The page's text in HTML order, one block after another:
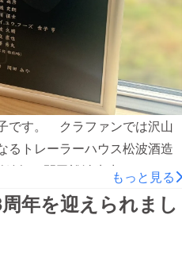
です。 クラファンでは沢山
るトレーラーハウス松波酒造
絵師 開田裕治先生のメタルプ
やイベントでもご披露するよ
から開店します。春までには
。催事やお酒のイベントでも
もっと見る
年を迎えられまし